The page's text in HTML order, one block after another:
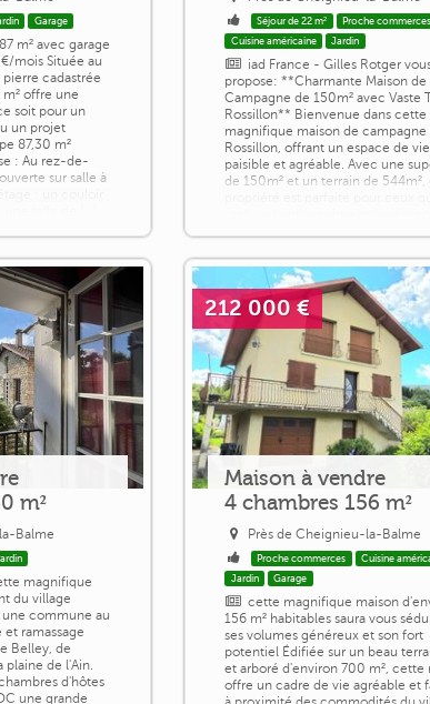
Garage
m² avec garage
mois Située au
cadastrée
offre une
soit pour un
un projet
87,30 m²
: Au rez-de-
sur salle à
Séjour de 22 m²
Proche commerces
Cuisine américaine
Jardin
iad France - Gilles Rotger
propose: **Charmante Maison de
Campagne de 150m² avec Vaste
Rossillon** Bienvenue dans cette
magnifique maison de campagne
Rossillon, offrant un espace de vie
paisible et agréable. Avec une
de 150m² et un terrain de
m²
Balme
magnifique
du village
commune au
ramassage
Belley, de
plaine de l'Ain.
d'hôtes
une grande
212 000 €
Maison à vendre
4 chambres 156 m²
Près de Cheignieu-la-Balme
Proche commerces
Cuisine
Jardin
Garage
cette magnifique maison
156 m² habitables saura vous
ses volumes généreux et son fort
potentiel Édifiée sur un beau
et arboré d'environ 700 m², cette
offre un cadre de vie agréable et